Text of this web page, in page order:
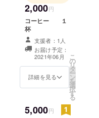
2,000円
コーヒー １
杯
支援者：1人
お届け予定：
2021年06月
詳細を見る
こ
の
リ
タ
ー
ン
を
選
択
す
る
5,000円